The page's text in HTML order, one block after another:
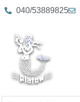
040/53889825